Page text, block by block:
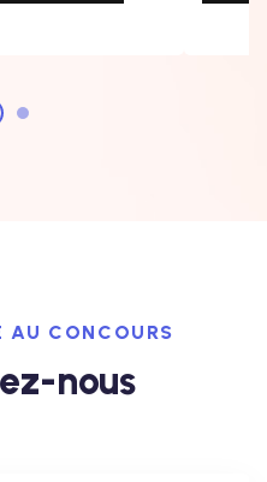
AU CONCOURS
nous